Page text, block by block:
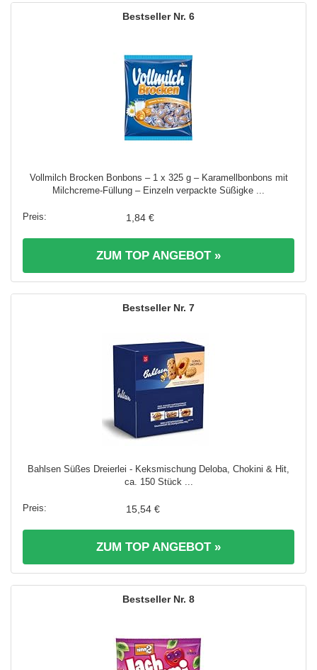
6
Vollmilch Brocken Bonbons – 1 x 325 g – Karamellbonbons mit
Milchcreme-Füllung – Einzeln verpackte Süßigke ...
1,84 €
ZUM TOP ANGEBOT »
7
Bahlsen Süßes Dreierlei - Keksmischung Deloba, Chokini & Hit,
ca. 150 Stück ...
15,54 €
ZUM TOP ANGEBOT »
8